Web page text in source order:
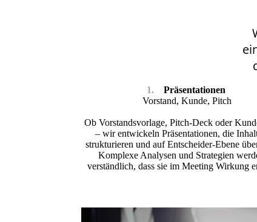
1. Präsentationen
Vorstand, Kunde, Pitch
Ob Vorstandsvorlage, Pitch-Deck oder
– wir entwickeln Präsentationen, die
strukturieren und auf Entscheider-Ebene
Komplexe Analysen und Strategien
verständlich, dass sie im Meeting Wirkung